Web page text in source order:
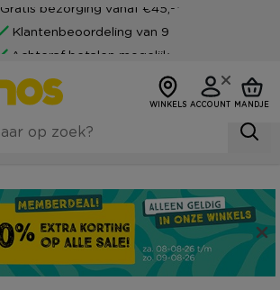
Gratis bezorging vanaf €45,-*
Klantenbeoordeling van 9
Achteraf betalen mogelijk
WINKELS ACCOUNT MANDJE